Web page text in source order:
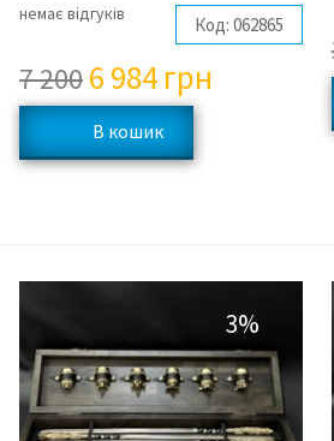
немає відгуків Код: 062865
7 2006 984 грн
3%